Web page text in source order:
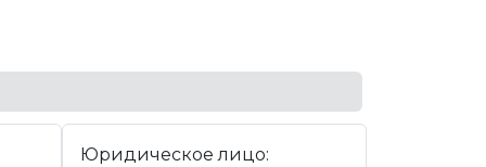
Юридическое лицо: